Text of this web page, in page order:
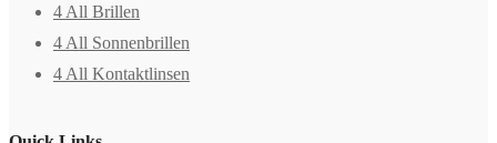
4 All Brillen
4 All Sonnenbrillen
4 All Kontaktlinsen